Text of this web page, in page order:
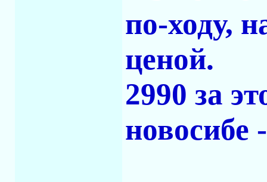
по-ходу,
ценой.
2990 за
новосибе